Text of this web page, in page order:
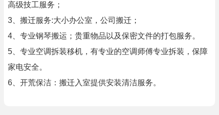
高级技工服务；
3、搬迁服务:大小办公室，公司搬迁；
4、专业钢琴搬运；贵重物品以及保密文件的打包服务。
5、专业空调拆装移机，有专业的空调师傅专业拆装，保障
家电安全。
6、开荒保洁：搬迁入室提供安装清洁服务。